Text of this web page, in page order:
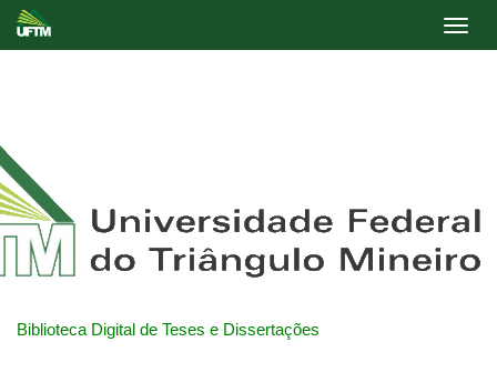
Biblioteca Digital de Teses e Dissertações